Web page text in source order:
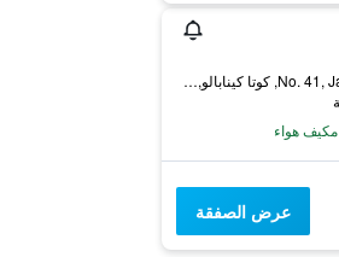
No. 41, Jalan Pantai, Ground Floor, كوتا كينابالو, ماليزيا
مكيف هواء
عرض الصفقة